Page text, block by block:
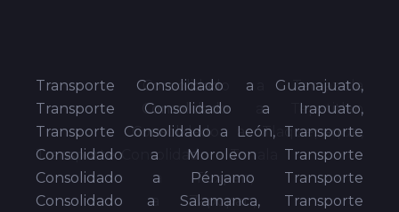
Transporte Consolidado a Guanajuato,
Transporte Consolidado a Irapuato,
Transporte Consolidado a León, Transporte
Consolidado a Moroleon Transporte
Consolidado a Pénjamo Transporte
Consolidado a Salamanca, Transporte